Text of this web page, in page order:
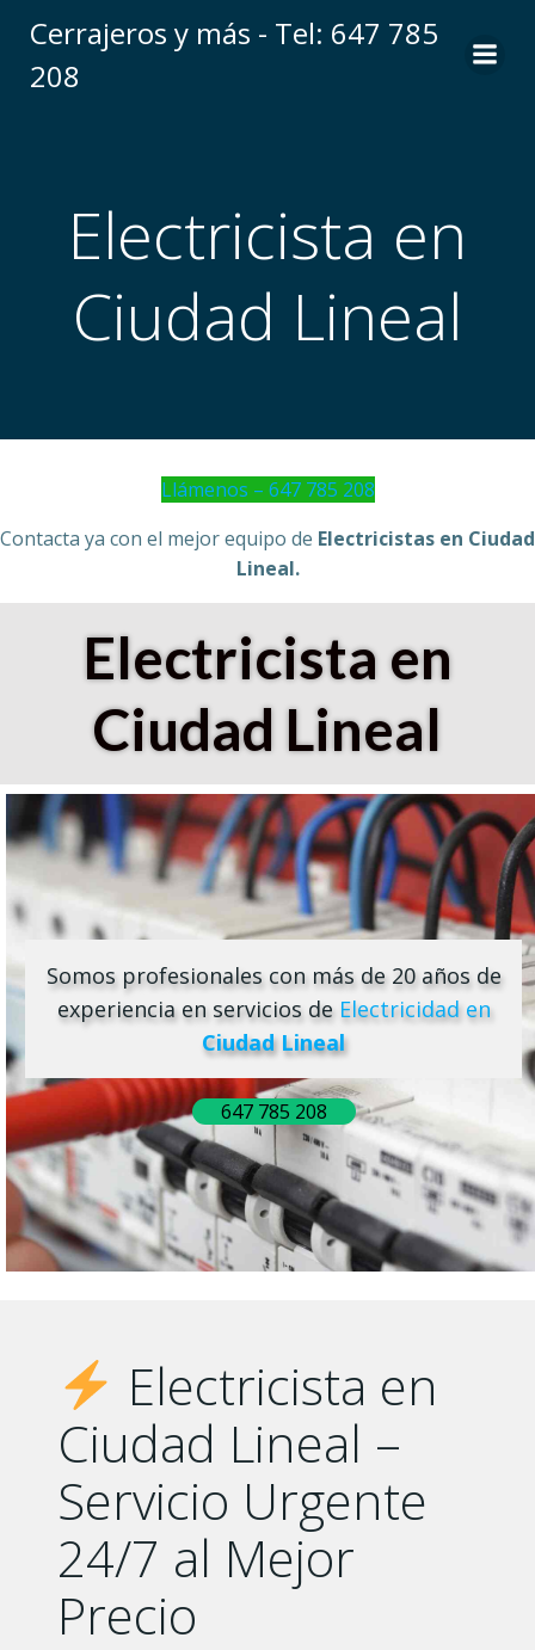
Cerrajeros y más - Tel: 647 785
208
Electricista en
Ciudad Lineal
Llámenos – 647 785 208
Contacta ya con el mejor equipo de Electricistas en Ciudad
Lineal.
Electricista en
Ciudad Lineal
Somos profesionales con más de 20 años de
experiencia en servicios de Electricidad en
Ciudad Lineal
647 785 208
Electricista en
Ciudad Lineal –
Servicio Urgente
24/7 al Mejor
Precio